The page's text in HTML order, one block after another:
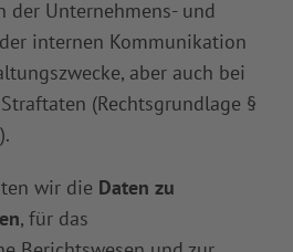
der Unternehmens- und
internen Kommunikation
aber auch bei
(Rechtsgrundlage §
wir die Daten zu
, für das